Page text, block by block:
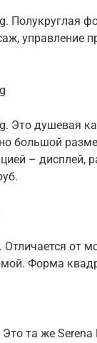
Полукруглая
управление
Это душевая
большой
– дисплей,
от
Форма
та же